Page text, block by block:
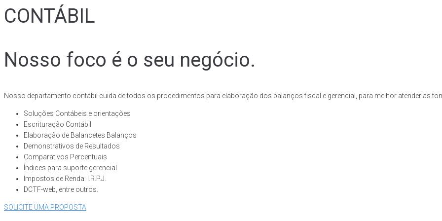
CONTÁBIL
Nosso foco é o seu negócio.
Nosso departamento contábil cuida de todos os procedimentos para elaboração dos balanços fiscal e gerencial, para melhor atender as
Soluções Contábeis e orientações
Escrituração Contábil
Elaboração de Balancetes Balanços
Demonstrativos de Resultados
Comparativos Percentuais
Índices para suporte gerencial
Impostos de Renda: I.R.P.J.
DCTF-web, entre outros.
SOLICITE UMA PROPOSTA